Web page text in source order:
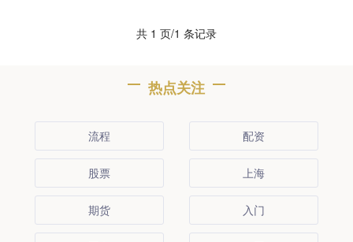
共 1 页/1 条记录
热点关注
流程 配资
股票 上海
期货 入门